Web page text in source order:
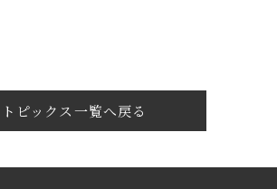
トピックス一覧へ戻る